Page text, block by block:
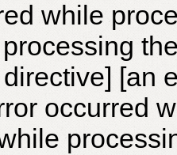
while
[an
occurred